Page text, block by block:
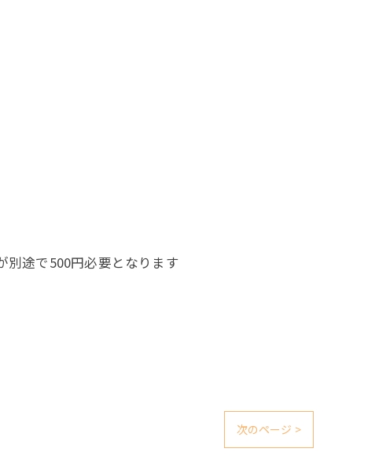
別途で500円必要となります
次のページ >